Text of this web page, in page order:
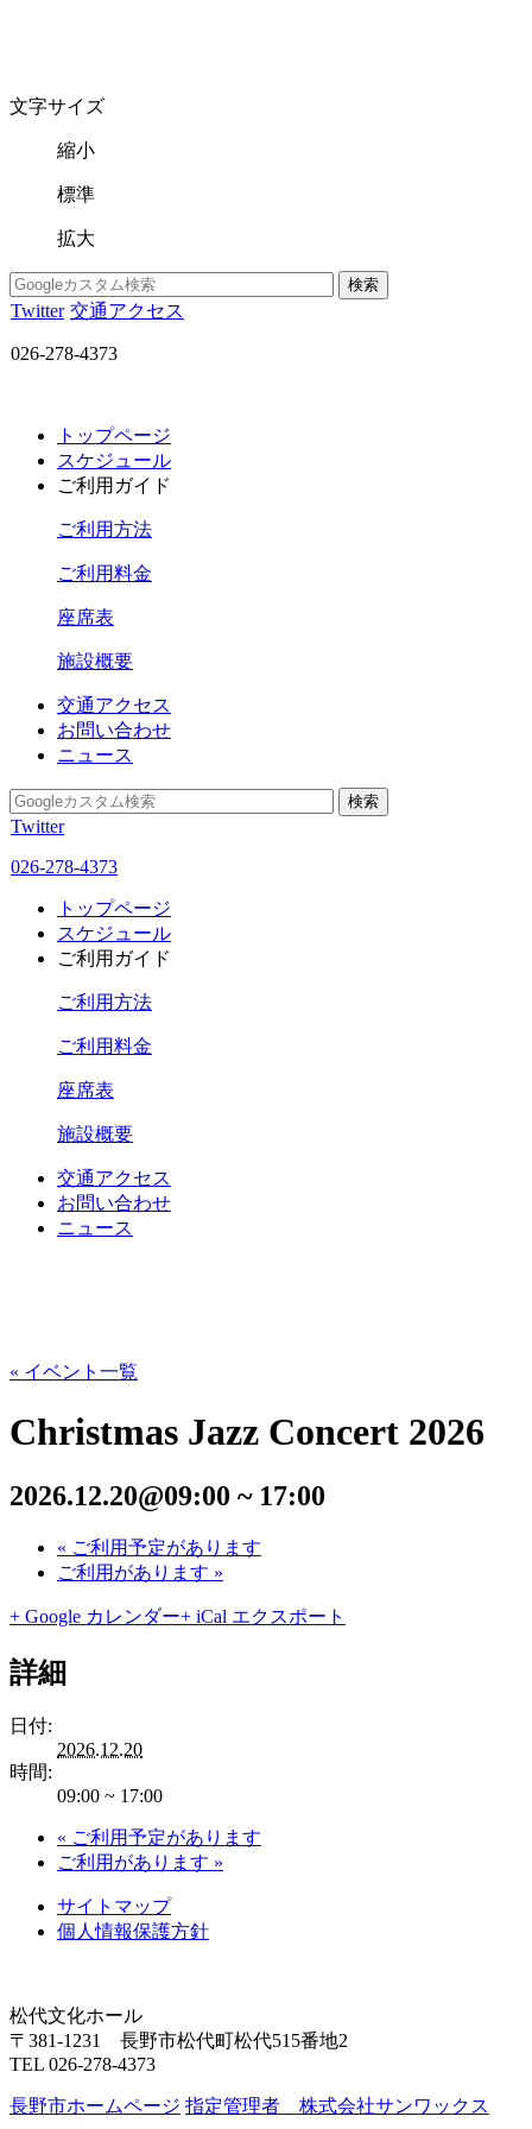
文字サイズ
縮小
標準
拡大
Twitter 交通アクセス
026-278-4373
トップページ
スケジュール
ご利用ガイド
ご利用方法
ご利用料金
座席表
施設概要
交通アクセス
お問い合わせ
ニュース
Twitter
026-278-4373
トップページ
スケジュール
ご利用ガイド
ご利用方法
ご利用料金
座席表
施設概要
交通アクセス
お問い合わせ
ニュース
« イベント一覧
Christmas Jazz Concert 2026
2026.12.20@09:00 ~ 17:00
« ご利用予定があります
ご利用があります »
+ Google カレンダー+ iCal エクスポート
詳細
日付:
2026.12.20
時間:
09:00 ~ 17:00
« ご利用予定があります
ご利用があります »
サイトマップ
個人情報保護方針
松代文化ホール
〒381-1231 長野市松代町松代515番地2
TEL 026-278-4373
長野市ホームページ 指定管理者 株式会社サンワックス